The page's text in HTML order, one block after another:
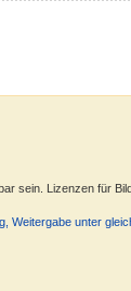
sein. Lizenzen für